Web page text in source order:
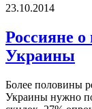
23.10.2014
Россияне о
Украины
Более половины
Украины нужно